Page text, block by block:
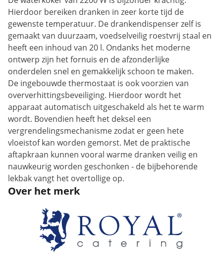
Hierdoor bereiken dranken in zeer korte tijd de
gewenste temperatuur. De drankendispenser zelf is
gemaakt van duurzaam, voedselveilig roestvrij staal en
heeft een inhoud van 20 l. Ondanks het moderne
ontwerp zijn het fornuis en de afzonderlijke
onderdelen snel en gemakkelijk schoon te maken.
De ingebouwde thermostaat is ook voorzien van
oververhittingsbeveiliging. Hierdoor wordt het
apparaat automatisch uitgeschakeld als het te warm
wordt. Bovendien heeft het deksel een
vergrendelingsmechanisme zodat er geen hete
vloeistof kan worden gemorst. Met de praktische
aftapkraan kunnen vooral warme dranken veilig en
nauwkeurig worden geschonken - de bijbehorende
lekbak vangt het overtollige op.
Over het merk